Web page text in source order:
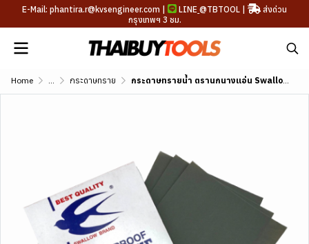
E-Mail: phantira.r@kvsengineer.com | LINE @TBTOOL |
ส่งด่วน
กรุงเทพฯ 3 ชม.
Home ... กระดาษทราย กระดาษทรายน้ำ ตรานกนางแอ่น Swallow Brand Water Proof Abrasive Paper